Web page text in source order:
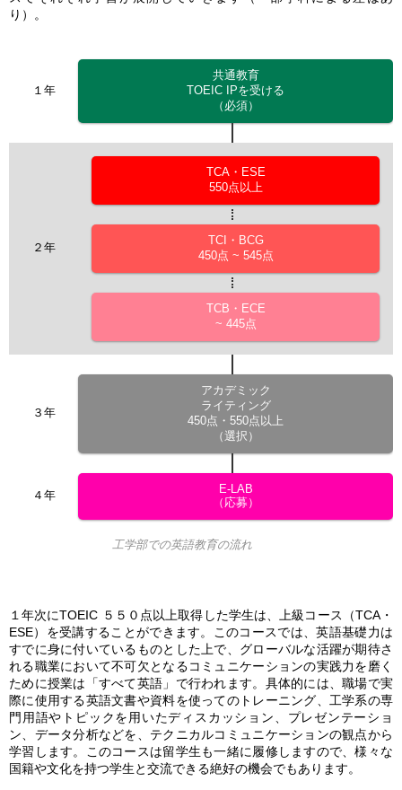
り）。
１年
共通教育
TOEIC IPを受ける
（必須）
２年
TCA・ESE
550点以上
TCI・BCG
450点 ~ 545点
TCB・ECE
~ 445点
３年
アカデミック
ライティング
450点・550点以上
（選択）
４年
E-LAB
（応募）
工学部での英語教育の流れ
１年次にTOEIC ５５０点以上取得した学生は、上級コース（TCA・
ESE）を受講することができます。このコースでは、英語基礎力は
すでに身に付いているものとした上で、グローバルな活躍が期待さ
れる職業において不可欠となるコミュニケーションの実践力を磨く
ために授業は「すべて英語」で行われます。具体的には、職場で実
際に使用する英語文書や資料を使ってのトレーニング、工学系の専
門用語やトピックを用いたディスカッション、プレゼンテーショ
ン、データ分析などを、テクニカルコミュニケーションの観点から
学習します。このコースは留学生も一緒に履修しますので、様々な
国籍や文化を持つ学生と交流できる絶好の機会でもあります。